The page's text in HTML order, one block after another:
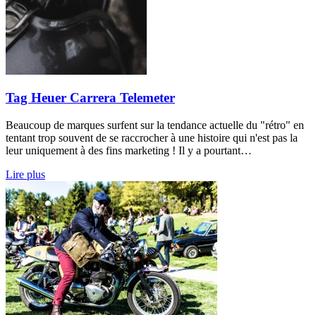
Tag Heuer Carrera Telemeter
Beaucoup de marques surfent sur la tendance actuelle du "rétro" en
tentant trop souvent de se raccrocher à une histoire qui n'est pas la
leur uniquement à des fins marketing ! Il y a pourtant…
Lire plus